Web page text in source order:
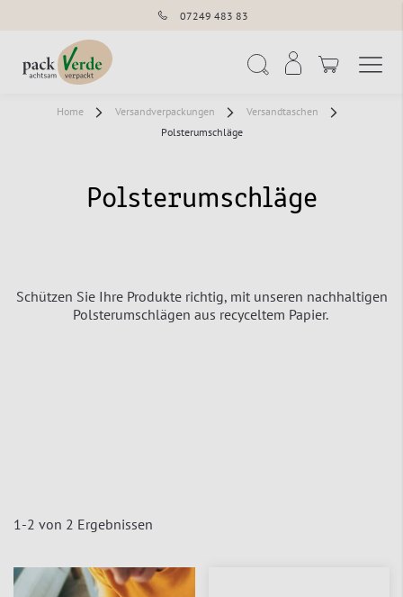
07249 483 83
Home Versandverpackungen
Versandtaschen
Polsterumschläge
Polsterumschläge
Schützen Sie Ihre Produkte richtig, mit unseren nachhaltigen
Polsterumschlägen aus recyceltem Papier.
1 -2 von 2 Ergebnissen